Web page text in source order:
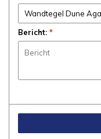
Bericht: *